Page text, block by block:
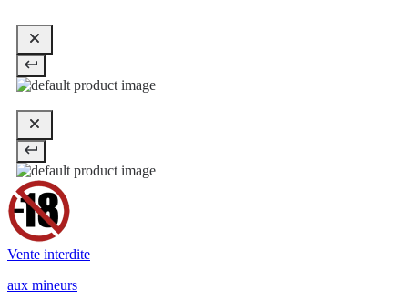
Vente interdite
aux mineurs